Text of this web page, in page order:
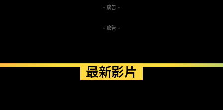
- 廣告 -
- 廣告 -
最新影片